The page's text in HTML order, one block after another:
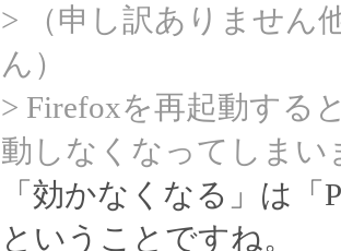
> （申し訳ありません
ん）
> Firefoxを再起動する
動しなくなってしまい
「効かなくなる」は
ということですね。